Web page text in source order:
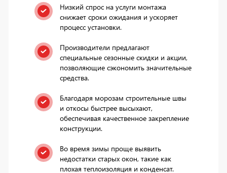
Низкий спрос на услуги монтажа
снижает сроки ожидания и ускоряет
процесс установки.
Производители предлагают
специальные сезонные скидки и акции,
позволяющие сэкономить значительные
средства.
Благодаря морозам строительные швы
и откосы быстрее высыхают,
обеспечивая качественное закрепление
конструкции.
Во время зимы проще выявить
недостатки старых окон, такие как
плохая теплоизоляция и конденсат.